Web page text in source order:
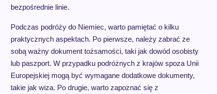
bezpośrednie linie.
Podczas podróży do Niemiec, warto pamiętać o kilku
praktycznych aspektach. Po pierwsze, należy zabrać ze
sobą ważny dokument tożsamości, taki jak dowód osobisty
lub paszport. W przypadku podróżnych z krajów spoza Unii
Europejskiej mogą być wymagane dodatkowe dokumenty,
takie jak wiza. Po drugie, warto zapoznać się z